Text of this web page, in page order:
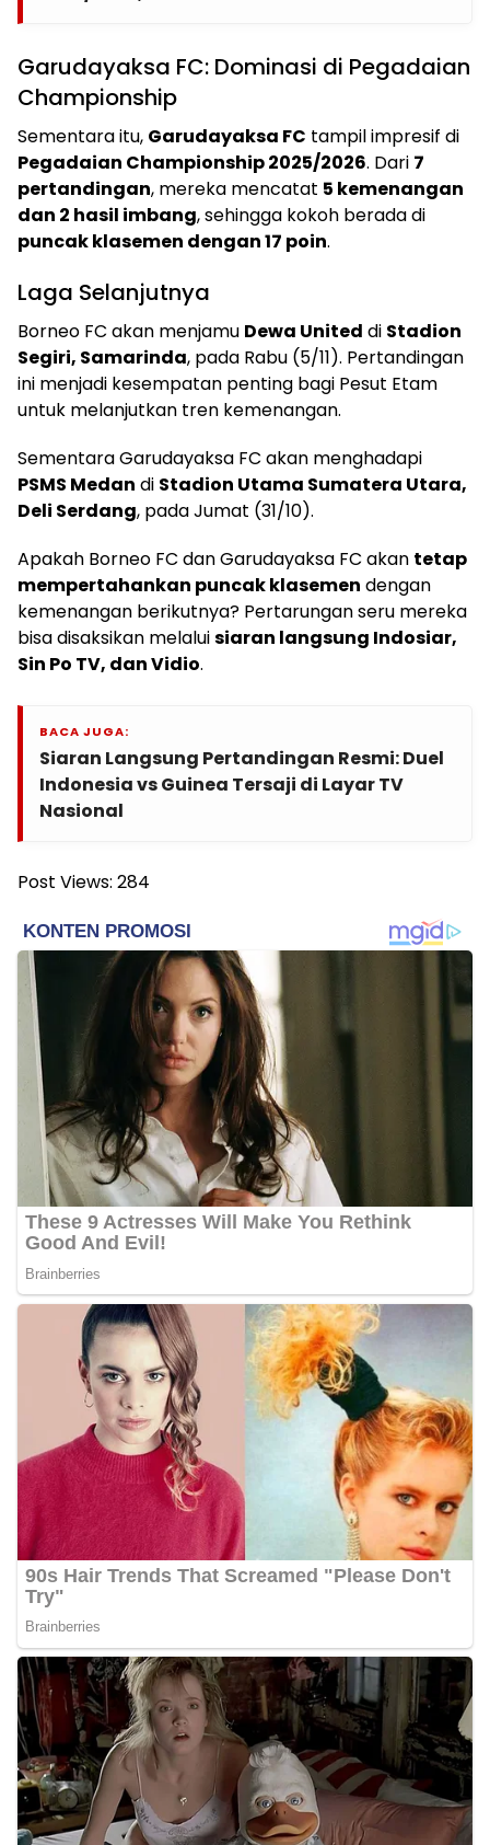
Garudayaksa FC: Dominasi di Pegadaian
Championship
Sementara itu, Garudayaksa FC tampil impresif di
Pegadaian Championship 2025/2026. Dari 7
pertandingan, mereka mencatat 5 kemenangan
dan 2 hasil imbang, sehingga kokoh berada di
puncak klasemen dengan 17 poin.
Laga Selanjutnya
Borneo FC akan menjamu Dewa United di Stadion
Segiri, Samarinda, pada Rabu (5/11). Pertandingan
ini menjadi kesempatan penting bagi Pesut Etam
untuk melanjutkan tren kemenangan.
Sementara Garudayaksa FC akan menghadapi
PSMS Medan di Stadion Utama Sumatera Utara,
Deli Serdang, pada Jumat (31/10).
Apakah Borneo FC dan Garudayaksa FC akan tetap
mempertahankan puncak klasemen dengan
kemenangan berikutnya? Pertarungan seru mereka
bisa disaksikan melaluisiaran langsung Indosiar,
Sin Po TV, dan Vidio.
BACA JUGA:
Siaran Langsung Pertandingan Resmi: Duel
Indonesia vs Guinea Tersaji di Layar TV
Nasional
Post Views: 284